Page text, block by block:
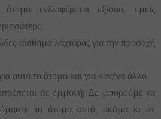
ενδιαφέρεται εξίσου, εμείς
αίσθημα λαχτάρας για την προσοχή
αυτό το άτομο και για κανένα άλλο
σε εμμονή: Δε μπορούμε να
το άτομο αυτό, ακόμα κι αν